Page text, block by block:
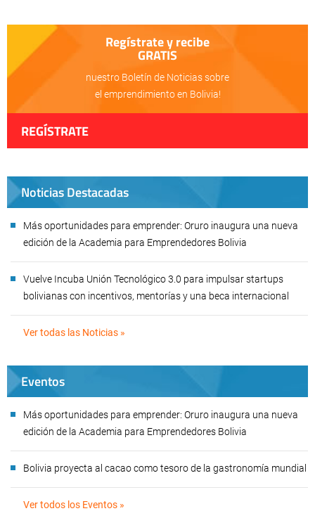
Regístrate y recibe
GRATIS
nuestro Boletín de Noticias sobre
el emprendimiento en Bolivia!
REGÍSTRATE
Noticias Destacadas
Más oportunidades para emprender: Oruro inaugura una nueva
edición de la Academia para Emprendedores Bolivia
Vuelve Incuba Unión Tecnológico 3.0 para impulsar startups
bolivianas con incentivos, mentorías y una beca internacional
Ver todas las Noticias »
Eventos
Más oportunidades para emprender: Oruro inaugura una nueva
edición de la Academia para Emprendedores Bolivia
Bolivia proyecta al cacao como tesoro de la gastronomía mundial
Ver todos los Eventos »